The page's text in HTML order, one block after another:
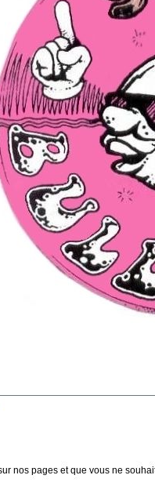
nos pages et que vous ne